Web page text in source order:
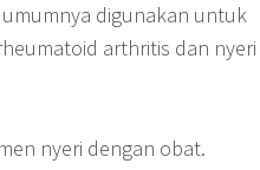
digunakan untuk
arthritis dan nyeri
nyeri dengan obat.